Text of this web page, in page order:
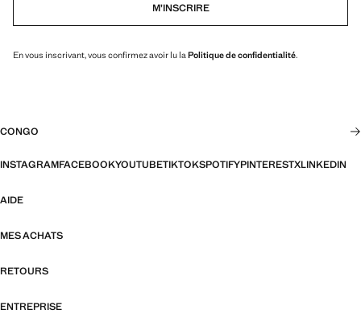
M’INSCRIRE
En vous inscrivant, vous confirmez avoir lu la Politique de confidentialité.
CONGO
INSTAGRAMFACEBOOKYOUTUBETIKTOKSPOTIFYPINTERESTXLINKEDIN
AIDE
MES ACHATS
RETOURS
ENTREPRISE